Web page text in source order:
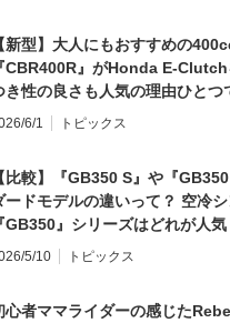
【新型】大人にもおすすめの
『CBR400R』がHonda E-
き性の良さも人気の理由ひとつ
6/1 トピックス
【比較】『GB350 S』や『
ードモデルの違いって？ 空冷
『GB350』シリーズはどれが人気
5/10 トピックス
心者ママライダーの感じた